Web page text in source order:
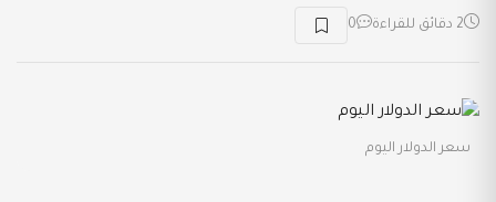
2 دقائق للقراءة 0
سعر الدولار اليوم